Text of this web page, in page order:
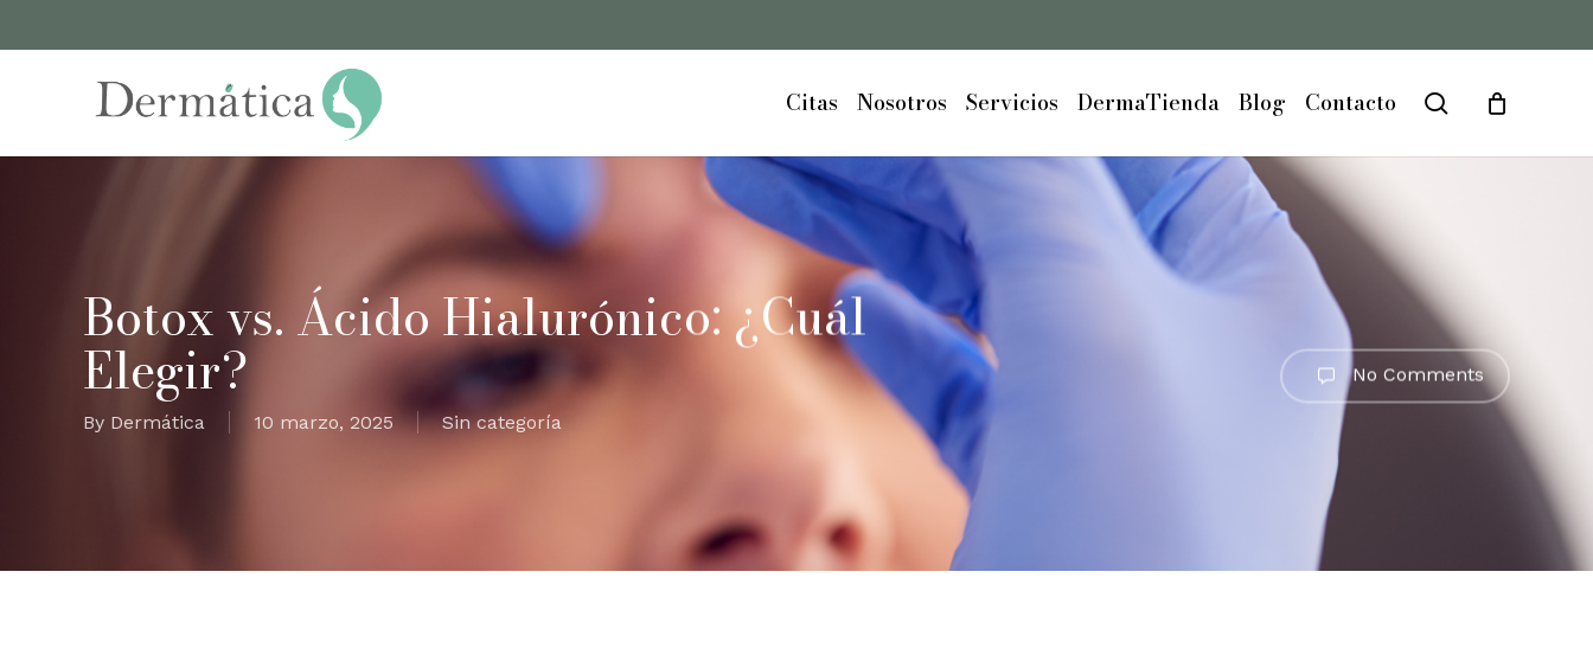
Citas Nosotros Servicios DermaTienda Blog Contacto search
Cart Close
Botox vs. Ácido Hialurónico: ¿Cuál
Elegir?
By Dermática 10 marzo, 2025 Sin categoría
No Comments